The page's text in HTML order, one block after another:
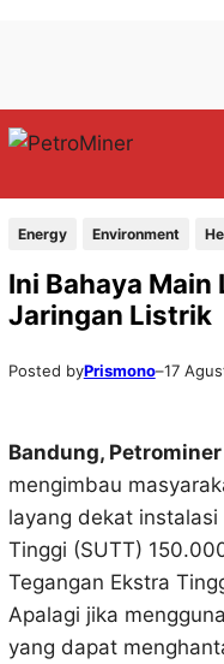
Energy Environment
Ini Bahaya Main
Jaringan Listrik
Posted byPrismono–17
Bandung, Petrominer
mengimbau
layang dekat
Tinggi (SUTT)
Tegangan Ekstra
Apalagi jika
yang dapat